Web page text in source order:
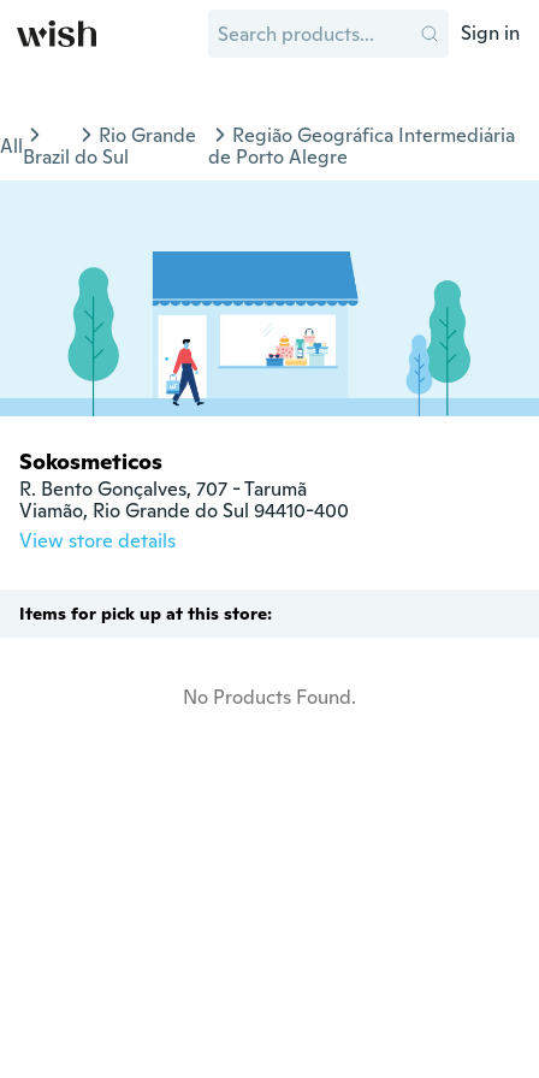
Sign in
AllBrazil
Rio Grande
do Sul
Região Geográfica Intermediária
de Porto Alegre
Sokosmeticos
R. Bento Gonçalves, 707 - Tarumã
Viamão, Rio Grande do Sul 94410-400
View store details
Items for pick up at this store:
No Products Found.